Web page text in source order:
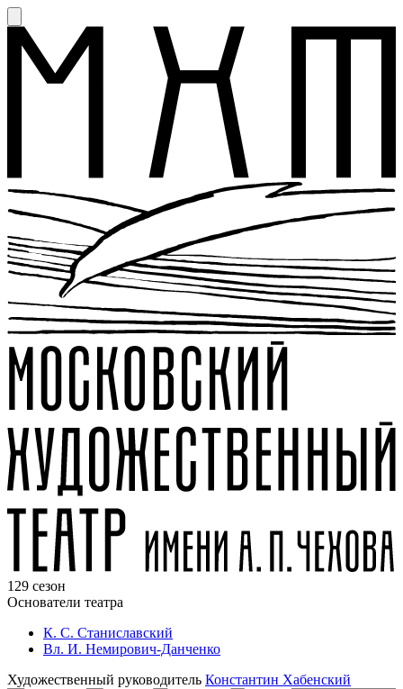
129 сезон
Основатели театра
К. С. Станиславский
Вл. И. Немирович-Данченко
Художественный руководитель Константин Хабенский